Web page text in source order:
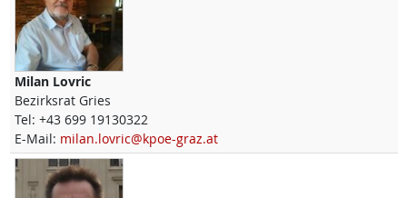
Milan Lovric
Bezirksrat Gries
Tel: +43 699 19130322
E-Mail: milan.lovric@kpoe-graz.at